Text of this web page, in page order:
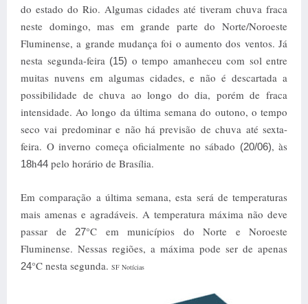
do estado do Rio. Algumas cidades até tiveram chuva fraca
neste domingo, mas em grande parte do Norte/Noroeste
Fluminense, a grande mudança foi o aumento dos ventos. Já
nesta segunda-feira (15) o tempo amanheceu com sol entre
muitas nuvens em algumas cidades, e não é descartada a
possibilidade de chuva ao longo do dia, porém de fraca
intensidade. Ao longo da última semana do outono, o tempo
seco vai predominar e não há previsão de chuva até sexta-
feira. O inverno começa oficialmente no sábado (20/06), às
18h44 pelo horário de Brasília.
Em comparação a última semana, esta será de temperaturas
mais amenas e agradáveis. A temperatura máxima não deve
passar de
27°C em municípios do Norte e Noroeste
Fluminense. Nessas regiões, a máxima pode ser de apenas
24°C nesta segunda. SF Notícias